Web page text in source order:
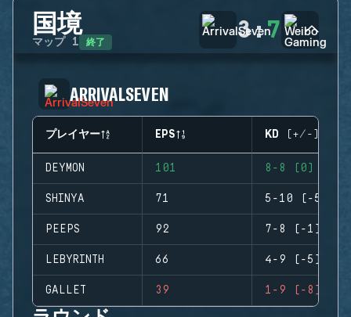
国境
マップ 1 終了 3:7
ARRIVALSEVEN
プレイヤー EPS KD (+/-)
DEYMON 101 8-8 (0)
SHINYA 71 5-10 (-5)
PEEPS 92 7-8 (-1)
LEBYRINTH 66 4-9 (-5)
GALLET 39 1-9 (-8)